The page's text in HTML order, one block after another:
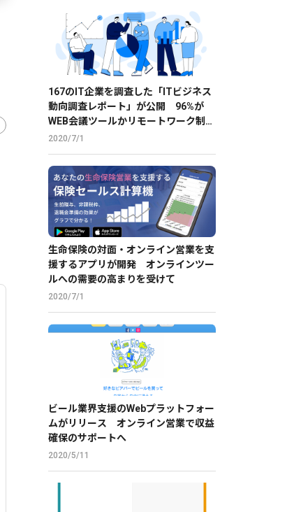
167のIT企業を調査した「ITビジネス
動向調査レポート」が公開 96%が
WEB会議ツールかリモートワーク制度
を導入
2020/7/1
生命保険の対面・オンライン営業を支
援するアプリが開発 オンラインツー
ルへの需要の高まりを受けて
2020/7/1
ビール業界支援のWebプラットフォー
ムがリリース オンライン営業で収益
確保のサポートへ
2020/5/11